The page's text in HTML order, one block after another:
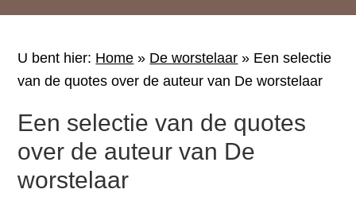
U bent hier: Home » De worstelaar » Een selectie
van de quotes over de auteur van De worstelaar
Een selectie van de quotes
over de auteur van De
worstelaar